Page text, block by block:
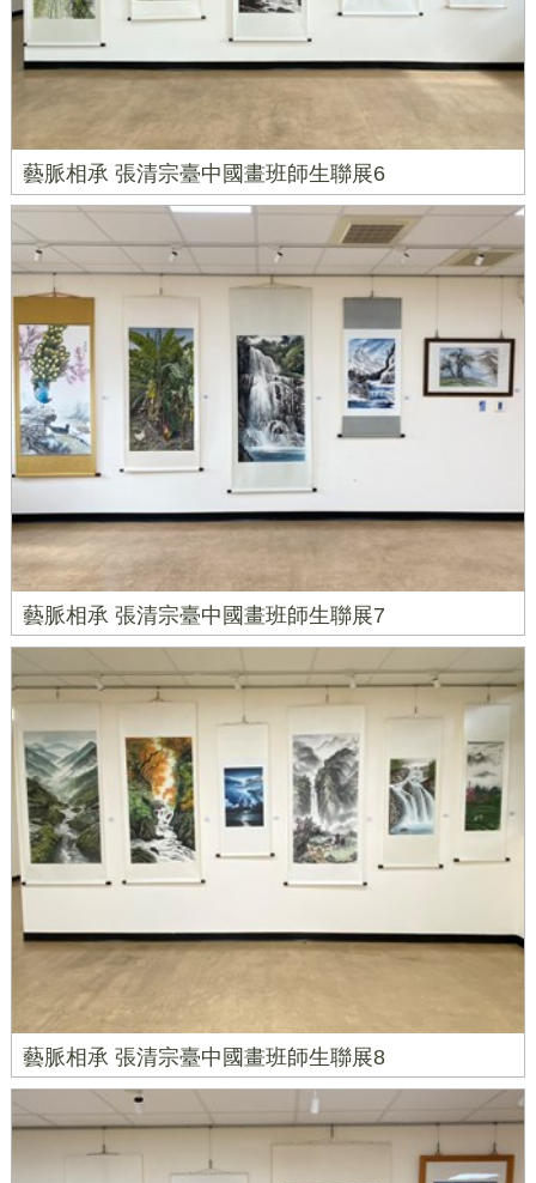
藝脈相承 張清宗臺中國畫班師生聯展6
藝脈相承 張清宗臺中國畫班師生聯展7
藝脈相承 張清宗臺中國畫班師生聯展8